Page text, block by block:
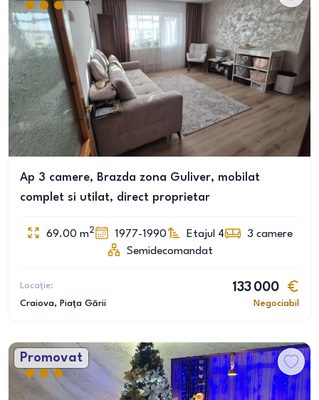
Ap 3 camere, Brazda zona Guliver, mobilat
complet si utilat, direct proprietar
69.00 m2 1977-1990 Etajul 4 3 camere
Semidecomandat
Locație:
Craiova, Piața Gării
133 000
Negociabil
Promovat